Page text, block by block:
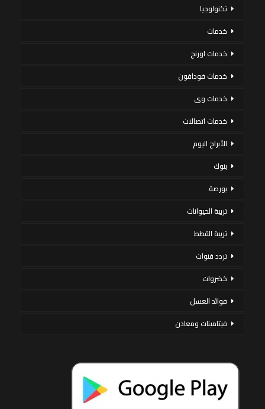
تكنولوجيا
خدمات
خدمات اورنج
خدمات فودافون
خدمات وى
خدمات اتصالات
الأبراج اليوم
بنوك
بورصة
تربية الحيوانات
تربية القطط
تردد قنوات
خضروات
فوائد العسل
فيتامينات ومعادن